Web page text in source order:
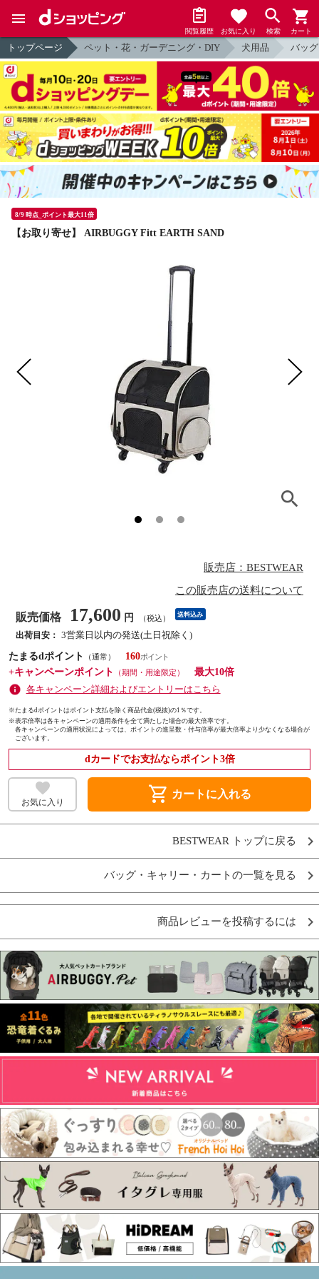
閲覧履歴 お気に入り 検索 カート
トップページ ペット・花・ガーデニング・DIY 犬用品 バッ
8/9 時点_ポイント最大11倍
【お取り寄せ】 AIRBUGGY Fitt EARTH SAND
販売店：BESTWEAR
この販売店の送料について
販売価格 17,600 円 （税込） 送料込み
出荷目安： 3営業日以内の発送(土日祝除く)
たまるdポイント
（通常）
160
+キャンペーンポイント
（期間・用途限定）
最大10倍
各キャンペーン詳細およびエントリーはこちら
※たまるdポイントはポイント支払を除く商品代金(税抜)の1％です。
※表示倍率は各キャンペーンの適用条件を全て満たした場合の最大倍率です。
各キャンペーンの適用状況によっては、ポイントの進呈数・付与倍率が最大倍率より少なくなる場合が
ございます。
dカードでお支払ならポイント3倍
お気に入り shopping_cart カートに入れる
BESTWEAR トップに戻る
バッグ・キャリー・カートの一覧を見る
商品レビューを投稿するには